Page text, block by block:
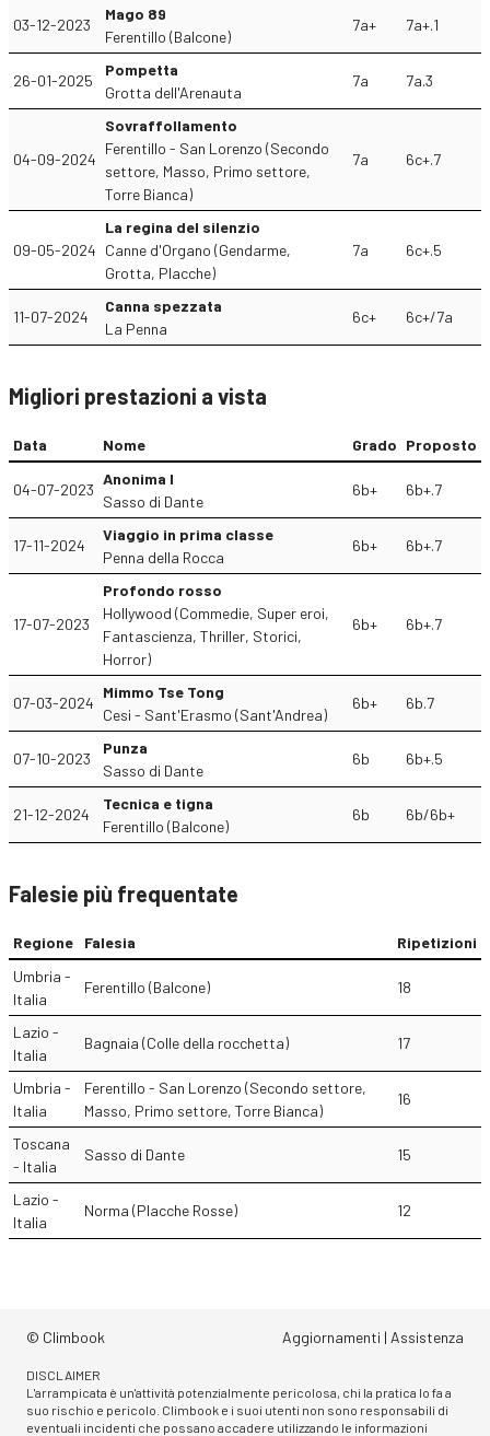
03-12-2023
Mago 89
Ferentillo (Balcone)
7a+ 7a+.1
26-01-2025
Pompetta
Grotta dell'Arenauta
7a 7a.3
04-09-2024
Sovraffollamento
Ferentillo - San Lorenzo (Secondo
settore, Masso, Primo settore,
Torre Bianca)
7a 6c+.7
09-05-2024
La regina del silenzio
Canne d'Organo (Gendarme,
Grotta, Placche)
7a 6c+.5
11-07-2024
Canna spezzata
La Penna
6c+ 6c+/7a
Migliori prestazioni a vista
Data Nome Grado Proposto
04-07-2023
Anonima I
Sasso di Dante
6b+ 6b+.7
17-11-2024
Viaggio in prima classe
Penna della Rocca
6b+ 6b+.7
17-07-2023
Profondo rosso
Hollywood (Commedie, Super eroi,
Fantascienza, Thriller, Storici,
Horror)
6b+ 6b+.7
07-03-2024
Mimmo Tse Tong
Cesi - Sant'Erasmo (Sant'Andrea)
6b+ 6b.7
07-10-2023
Punza
Sasso di Dante
6b 6b+.5
21-12-2024
Tecnica e tigna
Ferentillo (Balcone)
6b 6b/6b+
Falesie più frequentate
Regione Falesia
Ripetizioni
Umbria -
Italia
Ferentillo (Balcone) 18
Lazio -
Italia
Bagnaia (Colle della rocchetta) 17
Umbria -
Italia
Ferentillo - San Lorenzo (Secondo settore,
Masso, Primo settore, Torre Bianca)
16
Toscana
- Italia
Sasso di Dante 15
Lazio -
Italia
Norma (Placche Rosse) 12
© Climbook Aggiornamenti | Assistenza
DISCLAIMER
L'arrampicata è un'attività potenzialmente pericolosa, chi la pratica lo fa a
suo rischio e pericolo. Climbook e i suoi utenti non sono responsabili di
eventuali incidenti che possano accadere utilizzando le informazioni